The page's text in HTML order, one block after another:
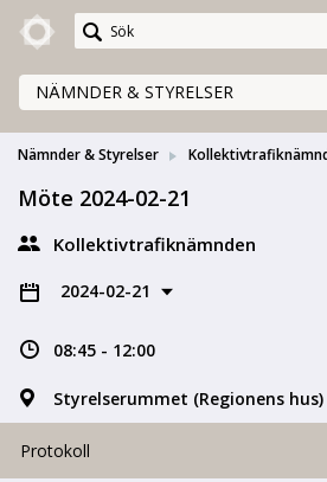
Meetings+
NÄMNDER & STYRELSER
Nämnder & Styrelser
Möte 2024-02-21
Kollektivtrafiknämnden
2024-02-21
08:45 - 12:00
Styrelserummet (Regionens hus)
Protokoll